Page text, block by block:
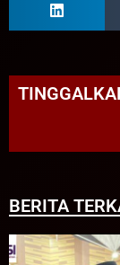
BERITA